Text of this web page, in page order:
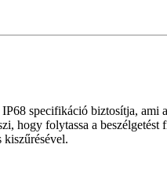
specifikáció biztosítja, ami
hogy folytassa a
kiszűrésével.